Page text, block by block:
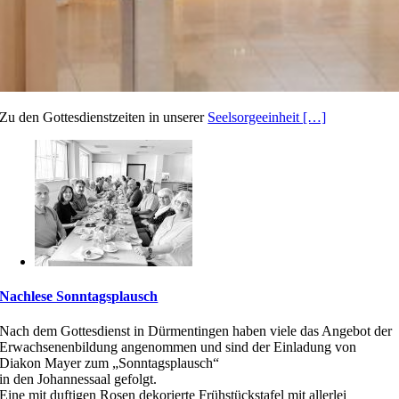
Zu den Gottesdienstzeiten in unserer Seelsorgeeinheit […]
Nachlese Sonntagsplausch
Nach dem Gottesdienst in Dürmentingen haben viele das Angebot der
Erwachsenenbildung angenommen und sind der Einladung von
Diakon Mayer zum „Sonntagsplausch“
in den Johannessaal gefolgt.
Eine mit duftigen Rosen dekorierte Frühstückstafel mit allerlei